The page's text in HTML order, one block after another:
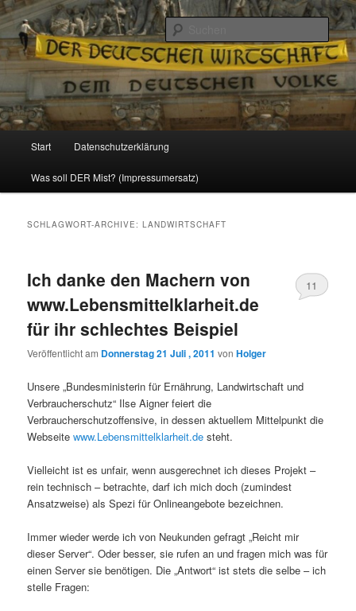
Reizzentrum
Politik, Wirtschaft, Soziales und Gesellschaft
Zum
Inhalt
Zum
sekundären
Start Datenschutzerklärung
Was soll DER Mist? (Impressumersatz)
SCHLAGWORT-ARCHIVE:LANDWIRTSCHAFT
Ich danke den Machern von
www.Lebensmittelklarheit.de
für ihr schlechtes Beispiel
Veröffentlicht am Donnerstag 21 Juli , 2011 vonHolger
11
Unsere „Bundesministerin für Ernährung, Landwirtschaft und
Verbraucherschutz“ Ilse Aigner feiert die
Verbraucherschutzoffensive, in dessen aktuellem Mittelpunkt die
Webseitewww.Lebensmittelklarheit.de steht.
Vielleicht ist es unfair, wenn ausgerechnet ich dieses Projekt –
rein technisch – betrachte, darf ich mich doch (zumindest
Ansatzweise) als Spezi für Onlineangebote bezeichnen.
Immer wieder werde ich von Neukunden gefragt „Reicht mir
dieser Server“. Oder besser, sie rufen an und fragen mich was für
einen Server sie benötigen. Die „Antwort“ ist stets die selbe – ich
stelle Fragen: